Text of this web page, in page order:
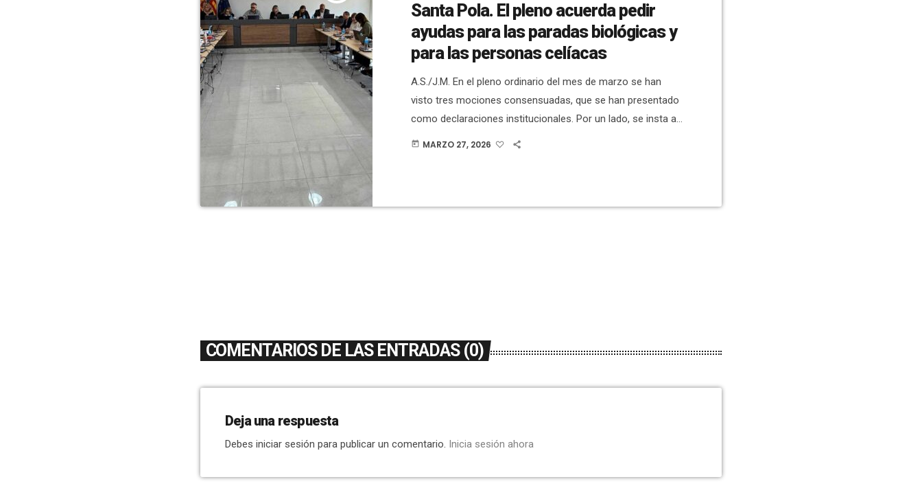
Santa Pola. El pleno acuerda pedir
ayudas para las paradas biológicas y
para las personas celíacas
A.S./J.M. En el pleno ordinario del mes de marzo se han
visto tres mociones consensuadas, que se han presentado
como declaraciones institucionales. Por un lado, se insta a
la Generalitat Valenciana y otras administraciones a la
Gobierno de España y a la Generalitat […]
today MARZO 27, 2026
COMENTARIOS DE LAS ENTRADAS (0)
Deja una respuesta
Debes iniciar sesión para publicar un comentario. Inicia sesión ahora